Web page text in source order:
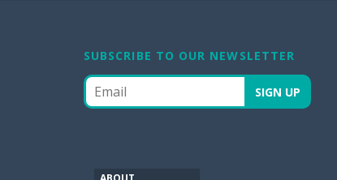
SUBSCRIBE TO OUR NEWSLETTER